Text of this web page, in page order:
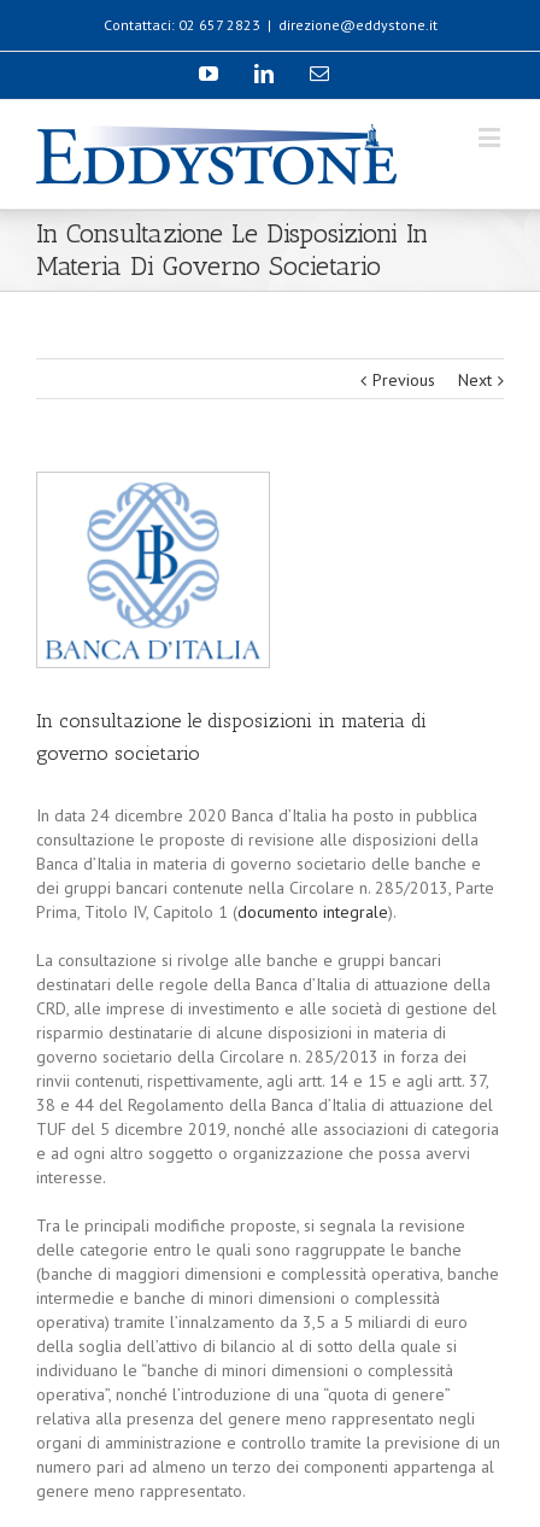
Contattaci: 02 657 2823 | direzione@eddystone.it
In Consultazione Le Disposizioni In
Materia Di Governo Societario
Previous Next
In consultazione le disposizioni in materia di
governo societario
In data 24 dicembre 2020 Banca d’Italia ha posto in pubblica
consultazione le proposte di revisione alle disposizioni della
Banca d’Italia in materia di governo societario delle banche e
dei gruppi bancari contenute nella Circolare n. 285/2013, Parte
Prima, Titolo IV, Capitolo 1 (documento integrale).
La consultazione si rivolge alle banche e gruppi bancari
destinatari delle regole della Banca d’Italia di attuazione della
CRD, alle imprese di investimento e alle società di gestione del
risparmio destinatarie di alcune disposizioni in materia di
governo societario della Circolare n. 285/2013 in forza dei
rinvii contenuti, rispettivamente, agli artt. 14 e 15 e agli artt. 37,
38 e 44 del Regolamento della Banca d’Italia di attuazione del
TUF del 5 dicembre 2019, nonché alle associazioni di categoria
e ad ogni altro soggetto o organizzazione che possa avervi
interesse.
Tra le principali modifiche proposte, si segnala la revisione
delle categorie entro le quali sono raggruppate le banche
(banche di maggiori dimensioni e complessità operativa, banche
intermedie e banche di minori dimensioni o complessità
operativa) tramite l’innalzamento da 3,5 a 5 miliardi di euro
della soglia dell’attivo di bilancio al di sotto della quale si
individuano le “banche di minori dimensioni o complessità
operativa”, nonché l’introduzione di una “quota di genere”
relativa alla presenza del genere meno rappresentato negli
organi di amministrazione e controllo tramite la previsione di un
numero pari ad almeno un terzo dei componenti appartenga al
genere meno rappresentato.